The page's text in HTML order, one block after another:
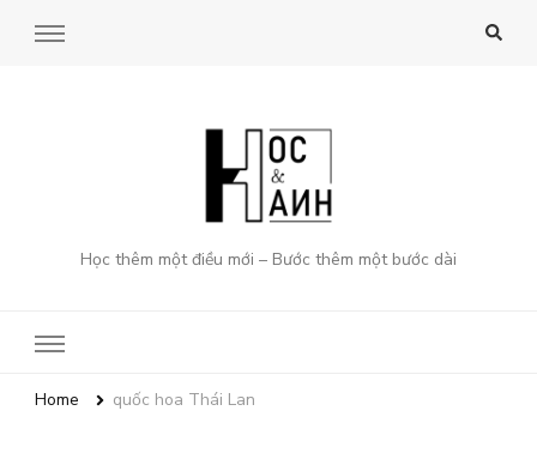
Học thêm một điều mới – Bước thêm một bước dài
Home quốc hoa Thái Lan